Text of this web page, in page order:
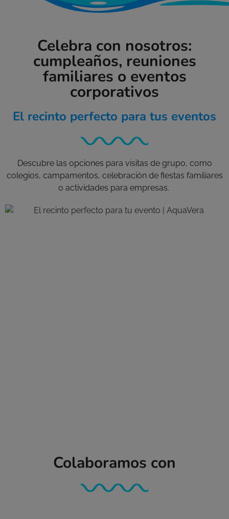
Celebra con nosotros:
cumpleaños, reuniones
familiares o eventos
corporativos
El recinto perfecto para tus eventos
Descubre las opciones para visitas de grupo, como
colegios, campamentos, celebración de fiestas familiares
o actividades para empresas.
Colaboramos con